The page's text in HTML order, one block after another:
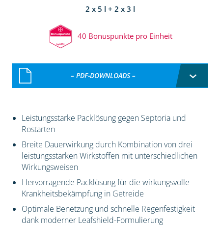
2 x 5 l + 2 x 3 l
40 Bonuspunkte pro Einheit
– PDF-DOWNLOADS –
Leistungsstarke Packlösung gegen Septoria und
Rostarten
Breite Dauerwirkung durch Kombination von drei
leistungsstarken Wirkstoffen mit unterschiedlichen
Wirkungsweisen
Hervorragende Packlösung für die wirkungsvolle
Krankheitsbekämpfung in Getreide
Optimale Benetzung und schnelle Regenfestigkeit
dank moderner Leafshield-Formulierung